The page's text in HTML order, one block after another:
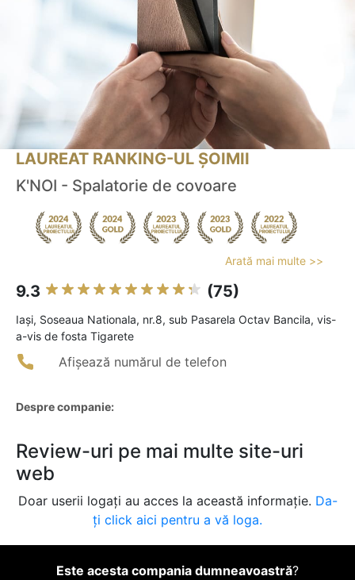
LAUREAT RANKING-UL ȘOIMII
K'NOI - Spalatorie de covoare
Arată mai multe >>
9.3 (75)
Iaşi, Soseaua Nationala, nr.8, sub Pasarela Octav Bancila, vis-
a-vis de fosta Tigarete
Afișează numărul de telefon
Despre companie:
Review-uri pe mai multe site-uri
web
Doar userii logați au acces la această informație. Da-
ți click aici pentru a vă loga.
Este acesta compania dumneavoastră?